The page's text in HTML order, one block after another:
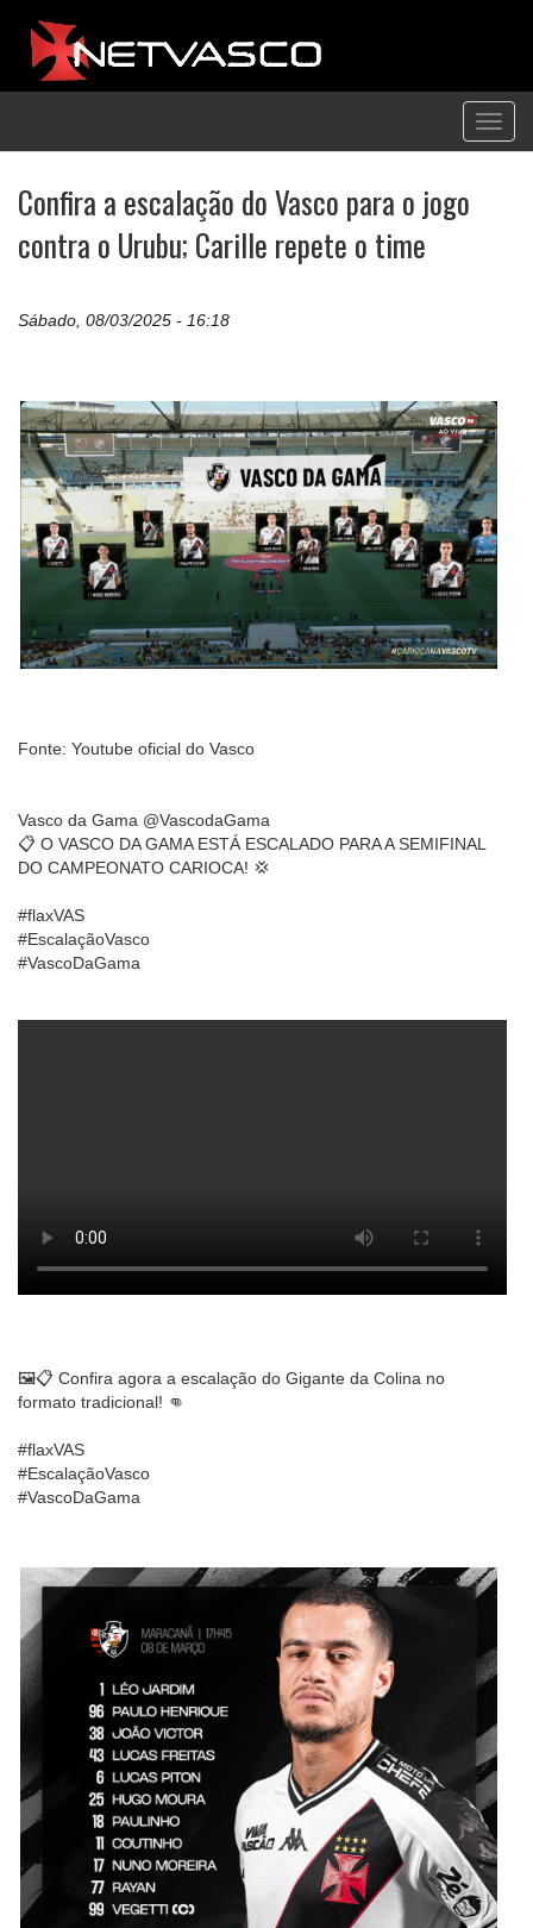
Confira a escalação do Vasco para o jogo
contra o Urubu; Carille repete o time
Sábado, 08/03/2025 - 16:18
Fonte: Youtube oficial do Vasco
Vasco da Gama @VascodaGama
📋 O VASCO DA GAMA ESTÁ ESCALADO PARA A SEMIFINAL
DO CAMPEONATO CARIOCA! 💢
#flaxVAS
#EscalaçãoVasco
#VascoDaGama
🖼️📋 Confira agora a escalação do Gigante da Colina no
formato tradicional! 👊
#flaxVAS
#EscalaçãoVasco
#VascoDaGama